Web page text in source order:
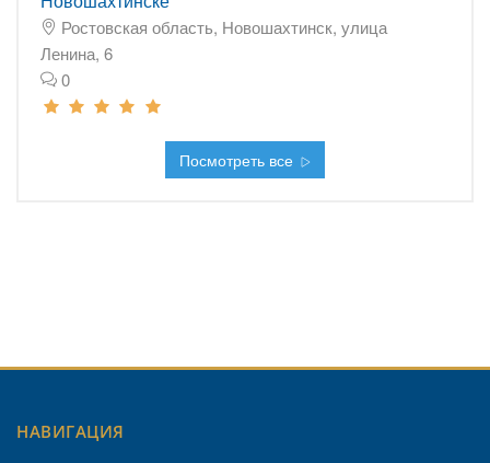
Ростовская область, Новошахтинск, улица
Ленина, 6
0
Посмотреть все
НАВИГАЦИЯ